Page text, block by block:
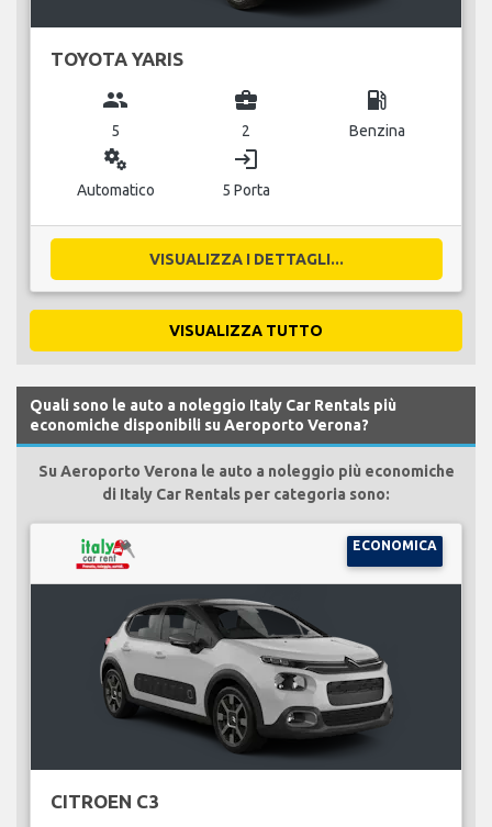
TOYOTA YARIS
group
5
business_center
2
local_gas_station
Benzina
miscellaneous_services
Automatico
login
5 Porta
VISUALIZZA I DETTAGLI...
VISUALIZZA TUTTO
Quali sono le auto a noleggio Italy Car Rentals più
economiche disponibili su Aeroporto Verona?
Su Aeroporto Verona le auto a noleggio più economiche
di Italy Car Rentals per categoria sono:
ECONOMICA
CITROEN C3